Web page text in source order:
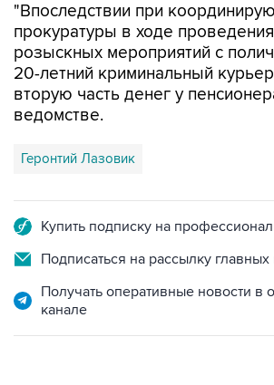
"Впоследствии при
прокуратуры в ходе
розыскных мероприятий с
20-летний криминальный
вторую часть денег у
ведомстве.
Геронтий Лазовик
Купить подписку на
Подписаться на рассылку главных
Получать оперативные новости в
канале